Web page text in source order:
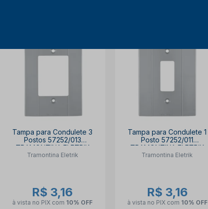
Tampa para Condulete 3
Postos 57252/013
TRAMONTINA ELETRIK
Tramontina Eletrik
R$ 3,16
à vista no PIX com 10% OFF
Tampa para Condulete 1
Posto 57252/011
TRAMONTINA ELETRIK
Tramontina Eletrik
R$ 3,16
à vista no PIX com 10% OFF